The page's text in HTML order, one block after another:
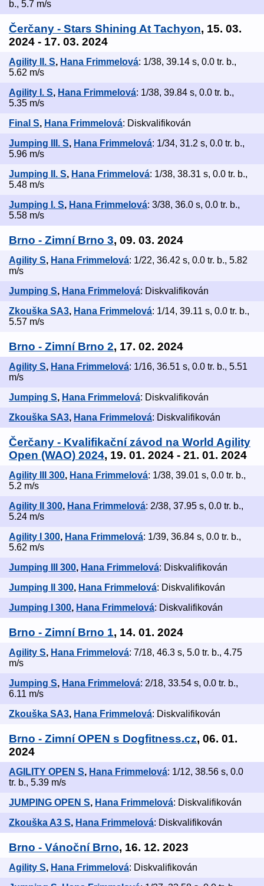
b., 5.7 m/s
Čerčany - Stars Shining At Tachyon, 15. 03.
2024 - 17. 03. 2024
Agility II. S, Hana Frimmelová: 1/38, 39.14 s, 0.0 tr. b.,
5.62 m/s
Agility I. S, Hana Frimmelová: 1/38, 39.84 s, 0.0 tr. b.,
5.35 m/s
Final S, Hana Frimmelová: Diskvalifikován
Jumping III. S, Hana Frimmelová: 1/34, 31.2 s, 0.0 tr. b.,
5.96 m/s
Jumping II. S, Hana Frimmelová: 1/38, 38.31 s, 0.0 tr. b.,
5.48 m/s
Jumping I. S, Hana Frimmelová: 3/38, 36.0 s, 0.0 tr. b.,
5.58 m/s
Brno - Zimní Brno 3, 09. 03. 2024
Agility S, Hana Frimmelová: 1/22, 36.42 s, 0.0 tr. b., 5.82
m/s
Jumping S, Hana Frimmelová: Diskvalifikován
Zkouška SA3, Hana Frimmelová: 1/14, 39.11 s, 0.0 tr. b.,
5.57 m/s
Brno - Zimní Brno 2, 17. 02. 2024
Agility S, Hana Frimmelová: 1/16, 36.51 s, 0.0 tr. b., 5.51
m/s
Jumping S, Hana Frimmelová: Diskvalifikován
Zkouška SA3, Hana Frimmelová: Diskvalifikován
Čerčany - Kvalifikační závod na World Agility
Open (WAO) 2024, 19. 01. 2024 - 21. 01. 2024
Agility III 300, Hana Frimmelová: 1/38, 39.01 s, 0.0 tr. b.,
5.2 m/s
Agility II 300, Hana Frimmelová: 2/38, 37.95 s, 0.0 tr. b.,
5.24 m/s
Agility I 300, Hana Frimmelová: 1/39, 36.84 s, 0.0 tr. b.,
5.62 m/s
Jumping III 300, Hana Frimmelová: Diskvalifikován
Jumping II 300, Hana Frimmelová: Diskvalifikován
Jumping I 300, Hana Frimmelová: Diskvalifikován
Brno - Zimní Brno 1, 14. 01. 2024
Agility S, Hana Frimmelová: 7/18, 46.3 s, 5.0 tr. b., 4.75
m/s
Jumping S, Hana Frimmelová: 2/18, 33.54 s, 0.0 tr. b.,
6.11 m/s
Zkouška SA3, Hana Frimmelová: Diskvalifikován
Brno - Zimní OPEN s Dogfitness.cz, 06. 01.
2024
AGILITY OPEN S, Hana Frimmelová: 1/12, 38.56 s, 0.0
tr. b., 5.39 m/s
JUMPING OPEN S, Hana Frimmelová: Diskvalifikován
Zkouška A3 S, Hana Frimmelová: Diskvalifikován
Brno - Vánoční Brno, 16. 12. 2023
Agility S, Hana Frimmelová: Diskvalifikován